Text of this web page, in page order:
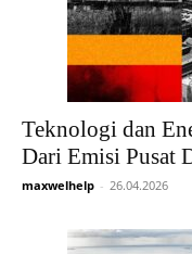
Teknologi dan
Dari Emisi Pusat
maxwelhelp - 26.04.2026